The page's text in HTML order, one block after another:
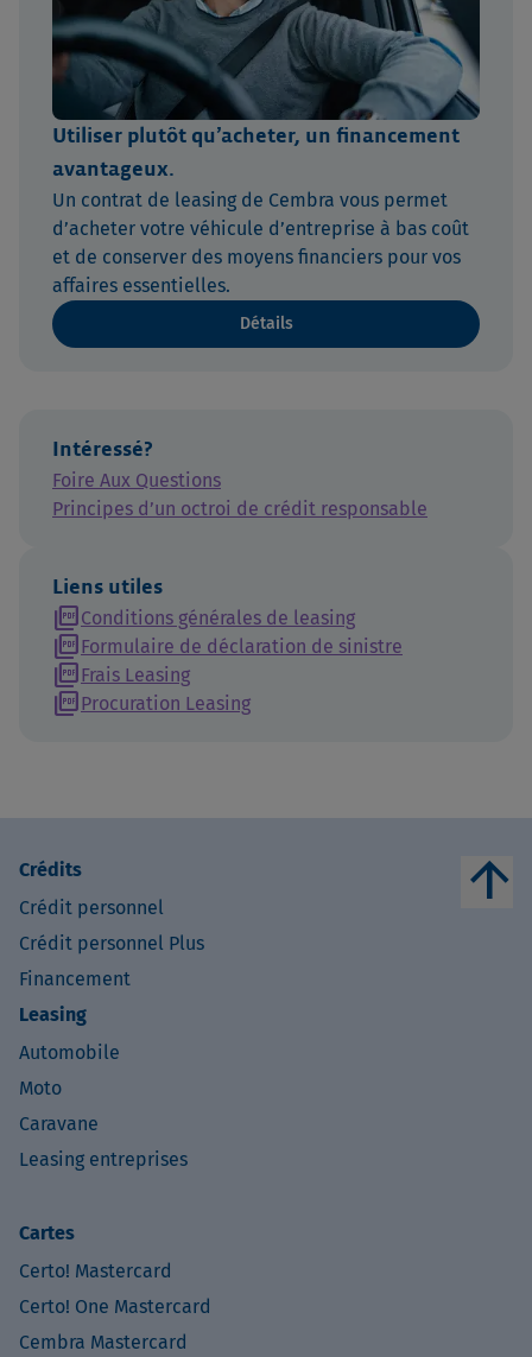
Utiliser plutôt qu’acheter, un financement
avantageux.
Un contrat de leasing de Cembra vous permet
d’acheter votre véhicule d’entreprise à bas coût
et de conserver des moyens financiers pour vos
affaires essentielles.
Détails
Intéressé?
Foire Aux Questions
Principes d’un octroi de crédit responsable
Liens utiles
picture_as_pdfConditions générales de leasing
picture_as_pdfFormulaire de déclaration de sinistre
picture_as_pdfFrais Leasing
picture_as_pdfProcuration Leasing
Crédits
Crédit personnel
Crédit personnel Plus
Financement
Leasing
Automobile
Moto
Caravane
Leasing entreprises
Cartes
Certo! Mastercard
Certo! One Mastercard
Cembra Mastercard
arrow_upward